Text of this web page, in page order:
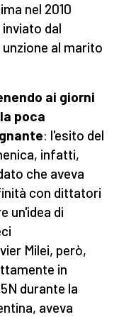
nel 2010
dal
al marito
ai giorni
poca
: l'esito del
infatti,
che aveva
con dittatori
un'idea di
Milei, però,
in
durante la
aveva